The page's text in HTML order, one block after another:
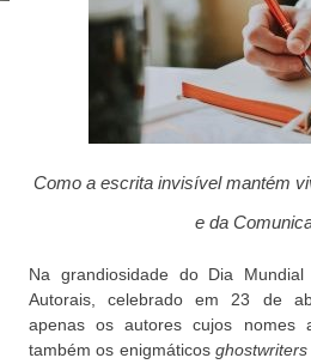
Como a escrita invisível mantém
e da
Na grandiosidade do Dia
Autorais, celebrado em 23 de
apenas os autores cujos nomes
também os enigmáticos